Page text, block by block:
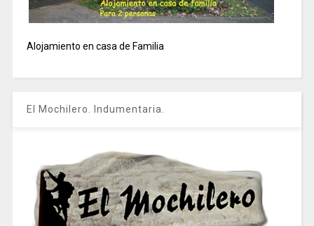
Alojamiento en casa de Familia
El Mochilero. Indumentaria.